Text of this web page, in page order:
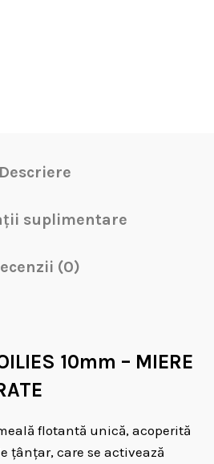
Descriere
suplimentare
(0)
10mm – MIERE
flotantă unică, acoperită
țânțar, care se activează